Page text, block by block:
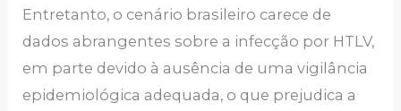
Entretanto, o cenário brasileiro carece de
dados abrangentes sobre a infecção por HTLV,
em parte devido à ausência de uma vigilância
epidemiológica adequada, o que prejudica a